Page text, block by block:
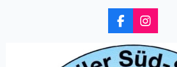
F
a
c
e
I
n
s
t